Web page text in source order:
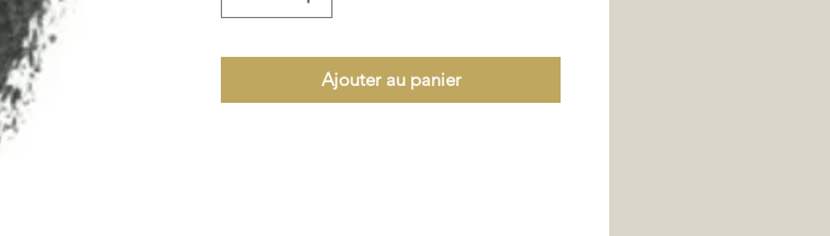
Ajouter au panier